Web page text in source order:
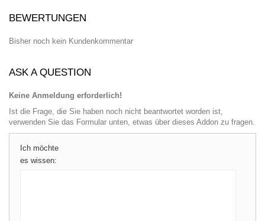
BEWERTUNGEN
Bisher noch kein Kundenkommentar
ASK A QUESTION
Keine Anmeldung erforderlich!
Ist die Frage, die Sie haben noch nicht beantwortet worden ist,
verwenden Sie das Formular unten, etwas über dieses Addon zu fragen.
Ich möchte
es wissen: